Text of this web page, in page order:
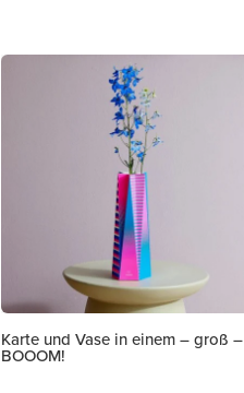
Karte und Vase in einem – groß –
BOOOM!